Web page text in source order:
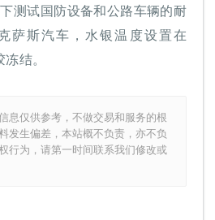
测试国防设备和公路车辆的耐
萨斯汽车，水银温度设置在
结。
息仅供参考，不做交易和服务的根
发生偏差，本站概不负责，亦不负
行为，请第一时间联系我们修改或